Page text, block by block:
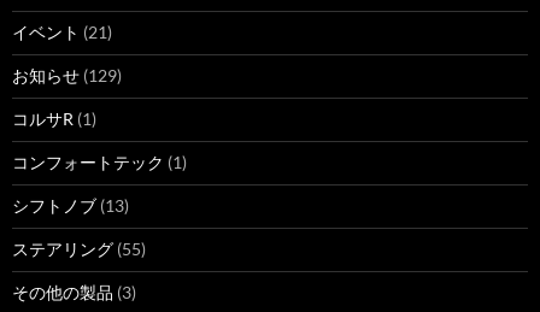
イベント (21)
お知らせ (129)
コルサR (1)
コンフォートテック (1)
シフトノブ (13)
ステアリング (55)
その他の製品 (3)